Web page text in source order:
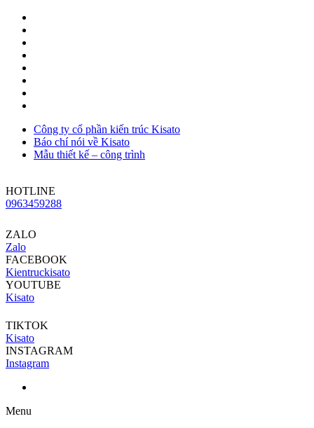
Công ty cổ phần kiến trúc Kisato
Báo chí nói về Kisato
Mẫu thiết kế – công trình
HOTLINE
0963459288
ZALO
Zalo
FACEBOOK
Kientruckisato
YOUTUBE
Kisato
TIKTOK
Kisato
INSTAGRAM
Instagram
Menu